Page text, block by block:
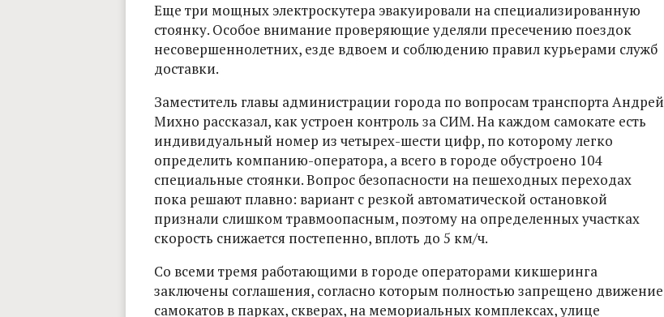
Еще три мощных электроскутера эвакуировали на специализированную
стоянку. Особое внимание проверяющие уделяли пресечению поездок
несовершеннолетних, езде вдвоем и соблюдению правил курьерами служб
доставки.
Заместитель главы администрации города по вопросам транспорта Андрей
Михно рассказал, как устроен контроль за СИМ. На каждом самокате есть
индивидуальный номер из четырех-шести цифр, по которому легко
определить компанию-оператора, а всего в городе обустроено 104
специальные стоянки. Вопрос безопасности на пешеходных переходах
пока решают плавно: вариант с резкой автоматической остановкой
признали слишком травмоопасным, поэтому на определенных участках
скорость снижается постепенно, вплоть до 5 км/ч.
Со всеми тремя работающими в городе операторами кикшеринга
заключены соглашения, согласно которым полностью запрещено движение
самокатов в парках, скверах, на мемориальных комплексах, улице